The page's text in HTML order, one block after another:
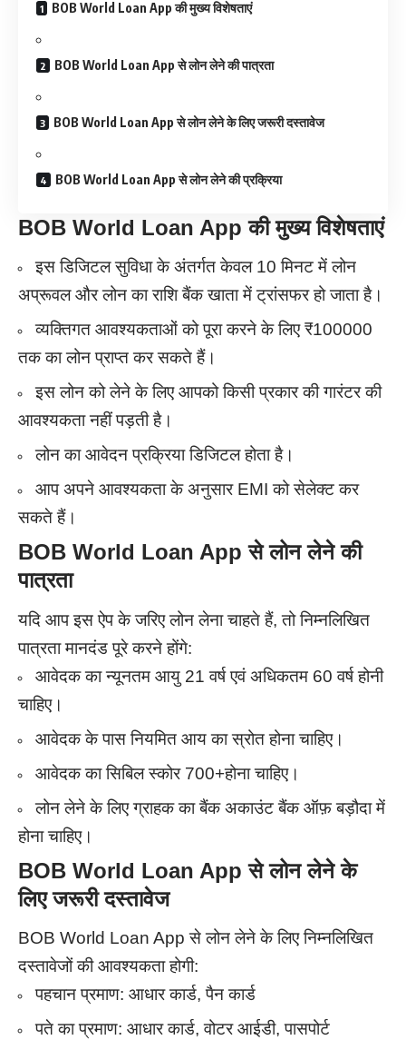
BOB World Loan App की मुख्य विशेषताएं
BOB World Loan App से लोन लेने की पात्रता
BOB World Loan App से लोन लेने के लिए जरूरी दस्तावेज
BOB World Loan App से लोन लेने की प्रक्रिया
BOB World Loan App की मुख्य विशेषताएं
इस डिजिटल सुविधा के अंतर्गत केवल 10 मिनट में लोन
अप्रूवल और लोन का राशि बैंक खाता में ट्रांसफर हो जाता है।
व्यक्तिगत आवश्यकताओं को पूरा करने के लिए ₹100000
तक का लोन प्राप्त कर सकते हैं।
इस लोन को लेने के लिए आपको किसी प्रकार की गारंटर की
आवश्यकता नहीं पड़ती है।
लोन का आवेदन प्रक्रिया डिजिटल होता है।
आप अपने आवश्यकता के अनुसार EMI को सेलेक्ट कर
सकते हैं।
BOB World Loan App से लोन लेने की
पात्रता
यदि आप इस ऐप के जरिए लोन लेना चाहते हैं, तो निम्नलिखित
पात्रता मानदंड पूरे करने होंगे:
आवेदक का न्यूनतम आयु 21 वर्ष एवं अधिकतम 60 वर्ष होनी
चाहिए।
आवेदक के पास नियमित आय का स्रोत होना चाहिए।
आवेदक का सिबिल स्कोर 700+होना चाहिए।
लोन लेने के लिए ग्राहक का बैंक अकाउंट बैंक ऑफ़ बड़ौदा में
होना चाहिए।
BOB World Loan App से लोन लेने के
लिए जरूरी दस्तावेज
BOB World Loan App से लोन लेने के लिए निम्नलिखित
दस्तावेजों की आवश्यकता होगी:
पहचान प्रमाण: आधार कार्ड, पैन कार्ड
पते का प्रमाण: आधार कार्ड, वोटर आईडी, पासपोर्ट